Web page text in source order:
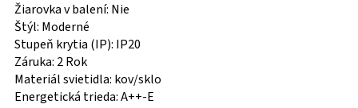
Žiarovka v balení: Nie
Štýl: Moderné
Stupeň krytia (IP): IP20
Záruka: 2 Rok
Materiál svietidla: kov/sklo
Energetická trieda: A++-E